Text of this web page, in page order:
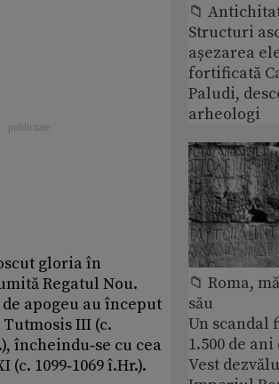
gloria în
Regatul Nou.
de apogeu au început
III (c.
încheindu‑se cu cea
(c. 1099‑1069 î.Hr.).
📁
Structuri
așezarea
fortificată
Paludi,
arheologi
📁 Roma,
său
Un scandal
1.500 de
Vest